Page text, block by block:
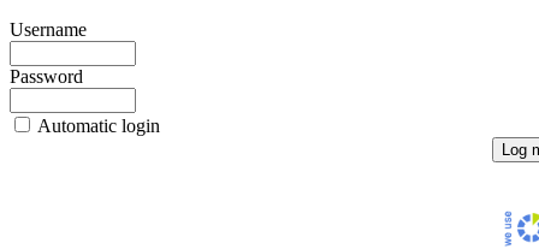
Username
Password
Automatic login